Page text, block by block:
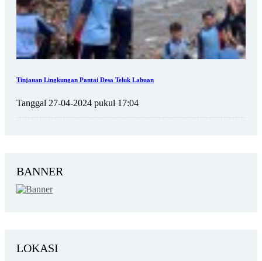
Tinjauan Lingkungan Pantai Desa Teluk Labuan
Tanggal 27-04-2024 pukul 17:04
BANNER
LOKASI